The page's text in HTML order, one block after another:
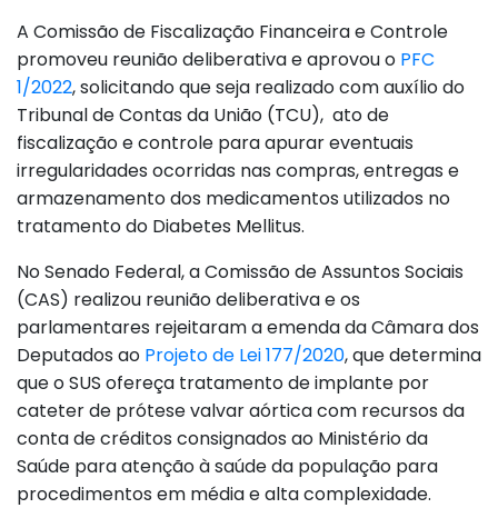
A Comissão de Fiscalização Financeira e Controle
promoveu reunião deliberativa e aprovou o PFC
1/2022, solicitando que seja realizado com auxílio do
Tribunal de Contas da União (TCU), ato de
fiscalização e controle para apurar eventuais
irregularidades ocorridas nas compras, entregas e
armazenamento dos medicamentos utilizados no
tratamento do Diabetes Mellitus.
No Senado Federal, a Comissão de Assuntos Sociais
(CAS) realizou reunião deliberativa e os
parlamentares rejeitaram a emenda da Câmara dos
Deputados ao Projeto de Lei 177/2020, que determina
que o SUS ofereça tratamento de implante por
cateter de prótese valvar aórtica com recursos da
conta de créditos consignados ao Ministério da
Saúde para atenção à saúde da população para
procedimentos em média e alta complexidade.